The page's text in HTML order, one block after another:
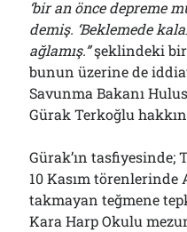
‘bir an önce depreme
demiş. ‘Beklemede
ağlamış.”şeklindeki bir
bunun üzerine de
Savunma Bakanı
Gürak Terkoğlu
Gürak’ın tasfiyesinde;
10 Kasım törenlerinde
takmayan teğmene
Kara Harp Okulu